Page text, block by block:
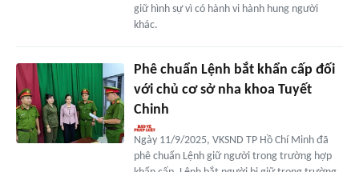
giữ hình sự vì có hành vi hành hung người
khác.
Phê chuẩn Lệnh bắt khẩn cấp đối
với chủ cơ sở nha khoa Tuyết
Chinh
Ngày 11/9/2025, VKSND TP Hồ Chí Minh đã
phê chuẩn Lệnh giữ người trong trường hợp